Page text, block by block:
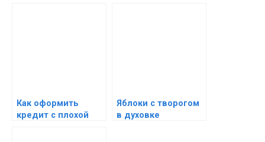
Как оформить
кредит с плохой
Яблоки с творогом
в духовке